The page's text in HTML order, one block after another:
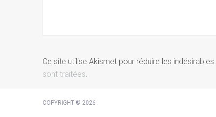
Ce site utilise Akismet pour réduire les indésirables.
sont traitées.
COPYRIGHT © 2026